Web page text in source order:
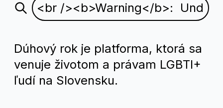
Dúhový rok je platforma, ktorá sa
venuje životom a právam LGBTI+
ľudí na Slovensku.